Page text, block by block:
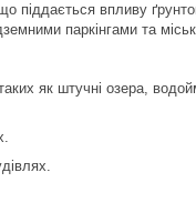
що піддається впливу
паркінгами та
як штучні озера,